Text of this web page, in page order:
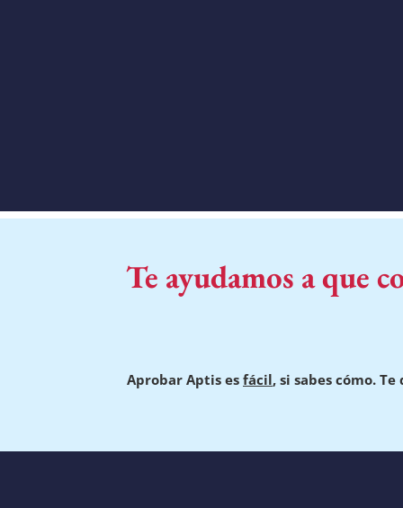
Te ayudamos a que
Aprobar Aptis es fácil, si sabes cómo.